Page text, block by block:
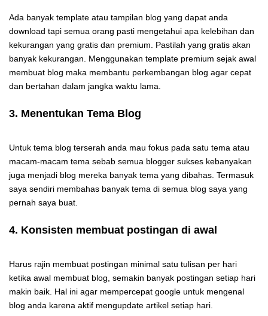
Ada banyak template atau tampilan blog yang dapat anda
download tapi semua orang pasti mengetahui apa kelebihan dan
kekurangan yang gratis dan premium. Pastilah yang gratis akan
banyak kekurangan. Menggunakan template premium sejak awal
membuat blog maka membantu perkembangan blog agar cepat
dan bertahan dalam jangka waktu lama.
3. Menentukan Tema Blog
Untuk tema blog terserah anda mau fokus pada satu tema atau
macam-macam tema sebab semua blogger sukses kebanyakan
juga menjadi blog mereka banyak tema yang dibahas. Termasuk
saya sendiri membahas banyak tema di semua blog saya yang
pernah saya buat.
4. Konsisten membuat postingan di awal
Harus rajin membuat postingan minimal satu tulisan per hari
ketika awal membuat blog, semakin banyak postingan setiap hari
makin baik. Hal ini agar mempercepat google untuk mengenal
blog anda karena aktif mengupdate artikel setiap hari.